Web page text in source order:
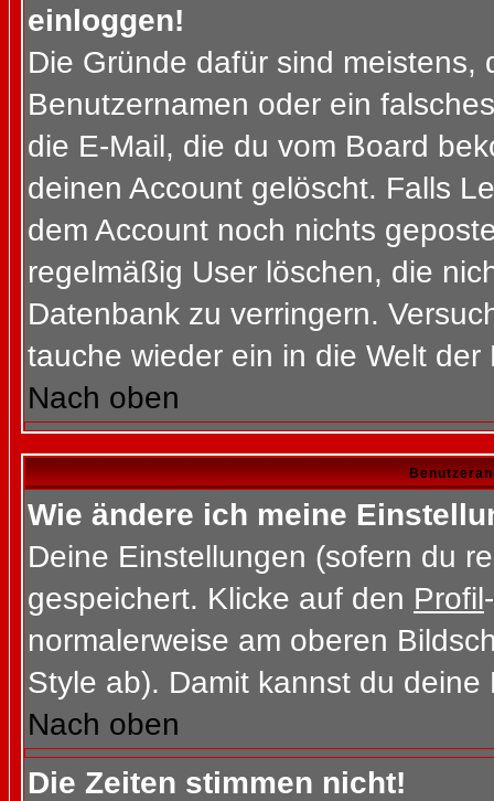
einloggen!
Die Gründe dafür sind
Benutzernamen oder ein
die E-Mail, die du vom Board
deinen Account gelöscht. Falls
dem Account noch nichts
regelmäßig User löschen, die
Datenbank zu verringern.
tauche wieder ein in die Welt der
Nach oben
Wie ändere ich meine
Deine Einstellungen (sofern du
gespeichert. Klicke auf den Profil
normalerweise am oberen
Style ab). Damit kannst du
Nach oben
Die Zeiten stimmen nicht!